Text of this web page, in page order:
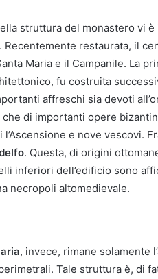
struttura del monastero vi
Recentemente restaurata, il
Maria e il Campanile. La
fu costruita
affreschi sia devoti
di importanti opere
e nove vescovi.
. Questa, di origini
inferiori dell’edificio sono
necropoli altomedievale.
, invece, rimane solamente
Tale struttura è, di